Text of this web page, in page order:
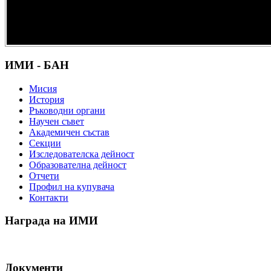
наследство” -
DiPP2017
ИМИ - БАН
Мисия
История
Ръководни органи
Научен съвет
Академичен състав
Секции
Изследователска дейност
Образователна дейност
Отчети
Профил на купувача
Контакти
Награда на ИМИ
Документи